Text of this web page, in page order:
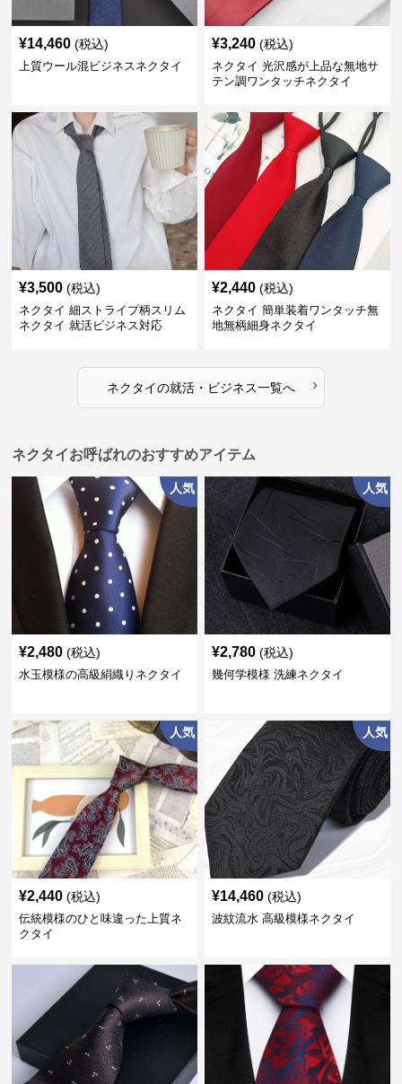
¥14,460 (税込)
上質ウール混ビジネスネクタイ
¥3,240 (税込)
ネクタイ 光沢感が上品な無地サ
テン調ワンタッチネクタイ
¥3,500 (税込)
ネクタイ 細ストライプ柄スリム
ネクタイ 就活ビジネス対応
¥2,440 (税込)
ネクタイ 簡単装着ワンタッチ無
地無柄細身ネクタイ
ネクタイの就活・ビジネス一覧へ ›
ネクタイお呼ばれのおすすめアイテム
人気
¥2,480 (税込)
水玉模様の高級絹織りネクタイ
人気
¥2,780 (税込)
幾何学模様 洗練ネクタイ
人気
¥2,440 (税込)
伝統模様のひと味違った上質ネ
クタイ
人気
¥14,460 (税込)
波紋流水 高級模様ネクタイ